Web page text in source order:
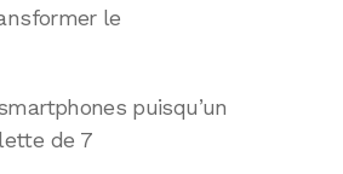
le
puisqu’un
de 7